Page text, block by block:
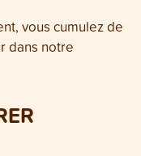
vous cumulez de
dans notre